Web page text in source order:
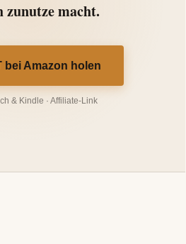
zunutze macht.
bei Amazon holen
& Kindle · Affiliate-Link